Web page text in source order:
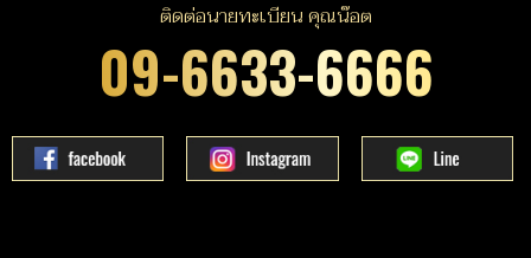
ติดต่อนายทะเบียน คุณน๊อต
09-6633-6666